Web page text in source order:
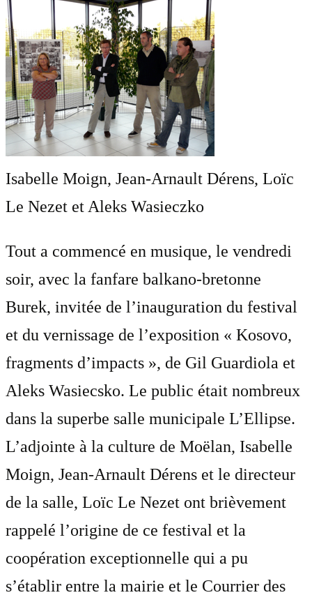
Isabelle Moign, Jean-Arnault Dérens, Loïc
Le Nezet et Aleks Wasieczko
Tout a commencé en musique, le vendredi
soir, avec la fanfare balkano-bretonne
Burek, invitée de l’inauguration du festival
et du vernissage de l’exposition « Kosovo,
fragments d’impacts », de Gil Guardiola et
Aleks Wasiecsko. Le public était nombreux
dans la superbe salle municipale L’Ellipse.
L’adjointe à la culture de Moëlan, Isabelle
Moign, Jean-Arnault Dérens et le directeur
de la salle, Loïc Le Nezet ont brièvement
rappelé l’origine de ce festival et la
coopération exceptionnelle qui a pu
s’établir entre la mairie et le Courrier des